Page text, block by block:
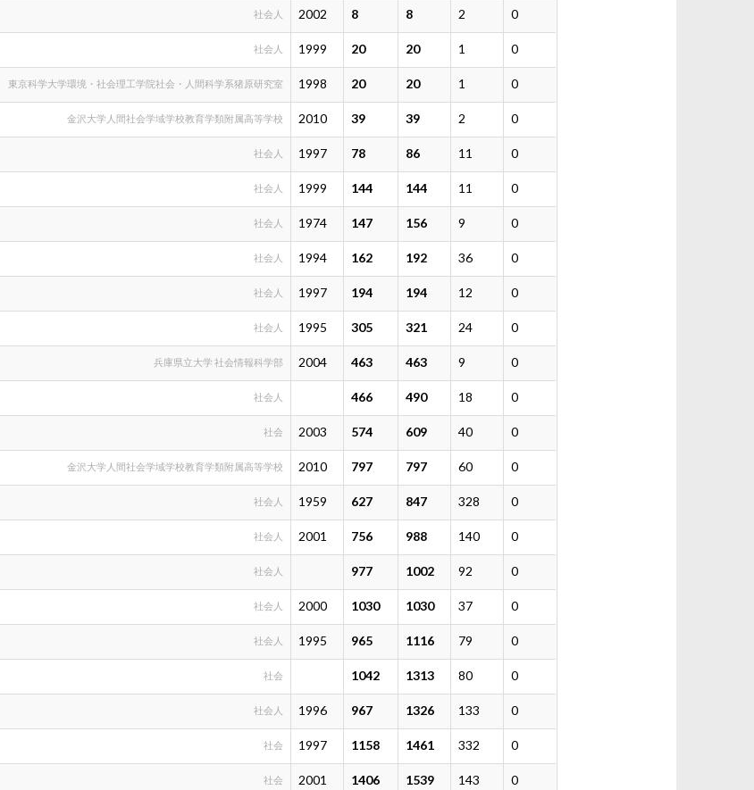
社会人 2002 8 8 2 0
社会人 1999 20 20 1 0
東京科学大学環境・社会理工学院社会・人間科学系猪原研究室 1998 20 20 1 0
金沢大学人間社会学域学校教育学類附属高等学校 2010 39 39 2 0
社会人 1997 78 86 11 0
社会人 1999 144 144 11 0
社会人 1974 147 156 9 0
社会人 1994 162 192 36 0
社会人 1997 194 194 12 0
社会人 1995 305 321 24 0
兵庫県立大学 社会情報科学部 2004 463 463 9 0
社会人 466 490 18 0
社会 2003 574 609 40 0
金沢大学人間社会学域学校教育学類附属高等学校 2010 797 797 60 0
社会人 1959 627 847 328 0
社会人 2001 756 988 140 0
社会人 977 1002 92 0
社会人 2000 1030 1030 37 0
社会人 1995 965 1116 79 0
社会 1042 1313 80 0
社会人 1996 967 1326 133 0
社会 1997 1158 1461 332 0
社会 2001 1406 1539 143 0